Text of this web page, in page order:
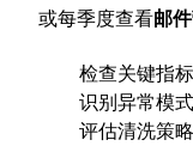
或每季度查看邮
检查关键指
识别异常模式
评估清洗策